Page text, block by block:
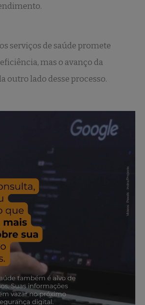
serviços de saúde promete
mas o avanço da
outro lado desse processo.